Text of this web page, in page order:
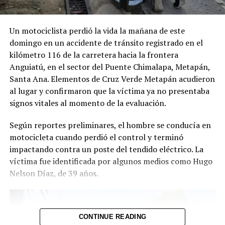
produce
24 febrero, 2022
En «Virales»
VIDEO | Mujer aceptó la
invitación de su novio a
volvió viral en redes sociales
27 diciembre, 2020
En «Virales»
RELATED TOPICS: ACTUALIDAD
REDES SOCIALES
Un motociclista perdió la vida la mañana de este
domingo en un accidente de tránsito registrado en el
kilómetro 116 de la carretera hacia la frontera
Anguiatú, en el sector del Puente Chimalapa, Metapán,
Santa Ana. Elementos de Cruz Verde Metapán acudieron
al lugar y confirmaron que la víctima ya no presentaba
signos vitales al momento de la evaluación.
Según reportes preliminares, el hombre se conducía en
motocicleta cuando perdió el control y terminó
impactando contra un poste del tendido eléctrico. La
víctima fue identificada por algunos medios como Hugo
Nelson Díaz, de 39 años.
CONTINUE READING